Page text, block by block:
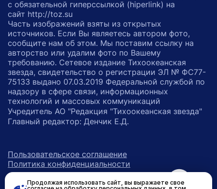
с обязательной гиперссылкой (hiperlink) на
сайт http://toz.su
Часть изображений взяты из открытых
источников. Если Вы являетесь автором фото,
сообщите нам об этом. Мы поставим ссылку на
авторство или удалим фото по Вашему
требованию. Сетевое издание Тихоокеанская
звезда, свидетельство о регистрации ЭЛ № ФС77-
75133 выдано 07.03.2019 Федеральной службой по
надзору в сфере связи, информационных
технологий и массовых коммуникаций
Учредитель АО "Редакция "Тихоокеанская звезда"
Главный редактор: Денчик Е.Д.
Пользовательское соглашение
Политика конфиденциальности
ссылка на главную
возрастное ограничение 16+
Продолжая использовать сайт, вы выражаете свое